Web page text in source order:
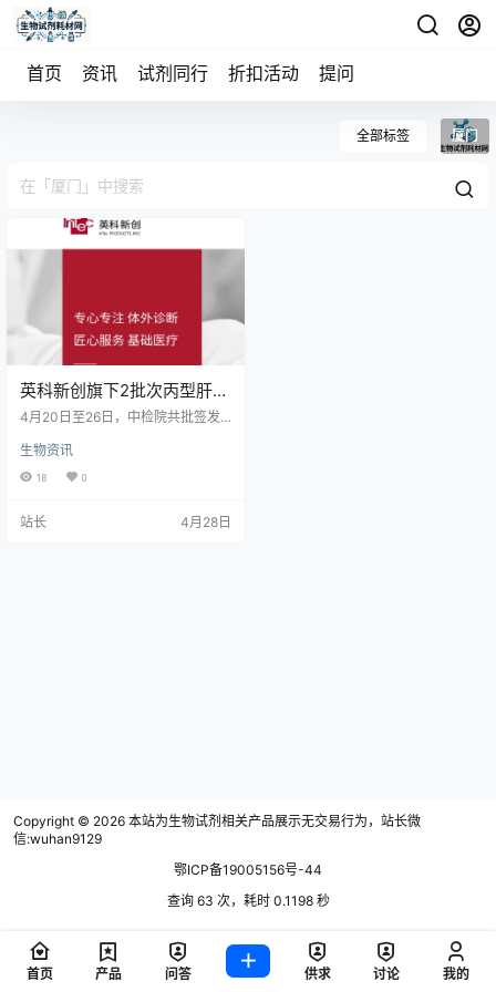
首页 资讯 试剂同行 折扣活动 提问
全部标签 厦门
英科新创旗下2批次丙型肝炎
病毒抗体诊断试剂盒（酶联
签发
4月20日至26日，中检院共批签发
表现突出，获批2批次丙肝抗体试剂
盒、1批次乙肝表面抗原试剂盒及1
批。数据显示，英科新创成立于198
生物资讯
18 0
站长 4月28日
Copyright © 2026 本站为生物试剂相关产品展示无交易行为，站长微
信:wuhan9129
鄂ICP备19005156号-44
查询 63 次，耗时 0.1198 秒
首页 产品 问答 供求 讨论 我的